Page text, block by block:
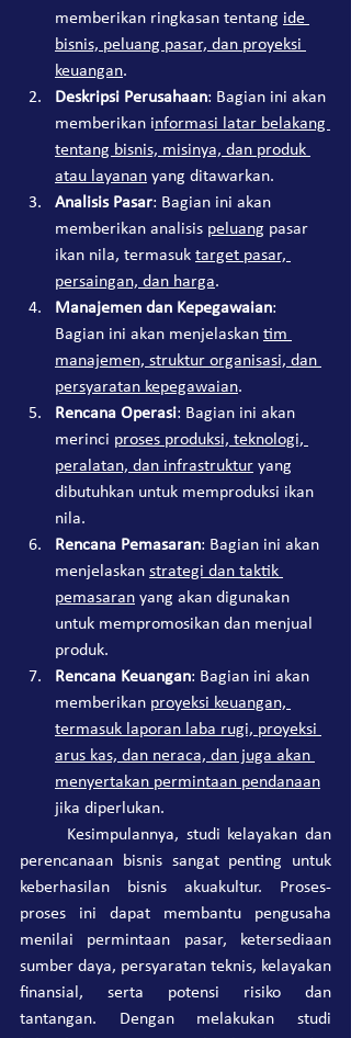
memberikan ringkasan tentang ide
bisnis, peluang pasar, dan proyeksi
keuangan.
Deskripsi Perusahaan: Bagian ini akan
memberikan informasi latar belakang
tentang bisnis, misinya, dan produk
atau layanan yang ditawarkan.
Analisis Pasar: Bagian ini akan
memberikan analisis peluang pasar
ikan nila, termasuk target pasar,
persaingan, dan harga.
Manajemen dan Kepegawaian:
Bagian ini akan menjelaskan tim
manajemen, struktur organisasi, dan
persyaratan kepegawaian.
Rencana Operasi: Bagian ini akan
merinci proses produksi, teknologi,
peralatan, dan infrastruktur yang
dibutuhkan untuk memproduksi ikan
nila.
Rencana Pemasaran: Bagian ini akan
menjelaskan strategi dan taktik
pemasaran yang akan digunakan
untuk mempromosikan dan menjual
produk.
Rencana Keuangan: Bagian ini akan
memberikan proyeksi keuangan,
termasuk laporan laba rugi, proyeksi
arus kas, dan neraca, dan juga akan
menyertakan permintaan pendanaan
jika diperlukan.
perencanaan bisnis sangat penting untuk
keberhasilan bisnis akuakultur. Proses-
proses ini dapat membantu pengusaha
menilai permintaan pasar, ketersediaan
sumber daya, persyaratan teknis, kelayakan
finansial, serta potensi risiko dan
tantangan. Dengan melakukan studi